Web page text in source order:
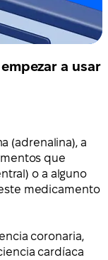
a usar
(adrenalina), a
que
o a alguno
medicamento
coronaria,
cardíaca